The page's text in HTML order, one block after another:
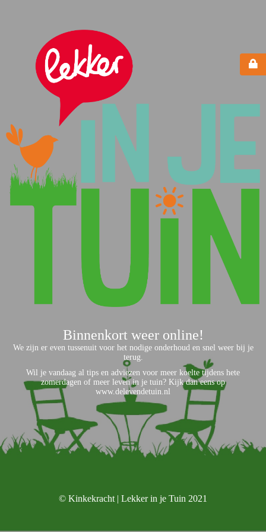
Binnenkort weer online!
We zijn er even tussenuit voor het nodige onderhoud en snel weer bij je
terug.
Wil je vandaag al tips en adviezen voor meer koelte tijdens hete
zomerdagen of meer leven in je tuin? Kijk dan eens op
www.delevendetuin.nl
© Kinkekracht | Lekker in je Tuin 2021